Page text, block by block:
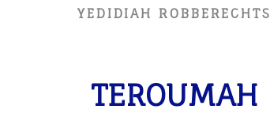
YEDIDIAH ROBBERECHTS
TEROUMAH